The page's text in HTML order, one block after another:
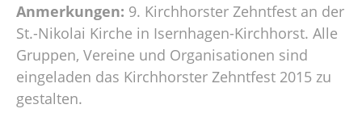
Anmerkungen: 9. Kirchhorster Zehntfest an der
St.-Nikolai Kirche in Isernhagen-Kirchhorst. Alle
Gruppen, Vereine und Organisationen sind
eingeladen das Kirchhorster Zehntfest 2015 zu
gestalten.